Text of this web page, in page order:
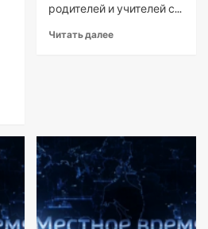
родителей и учителей с...
Читать далее